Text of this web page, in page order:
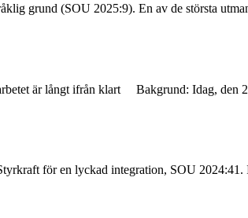
grund (SOU 2025:9). En av de största
är långt ifrån klart Bakgrund: Idag, den
för en lyckad integration, SOU